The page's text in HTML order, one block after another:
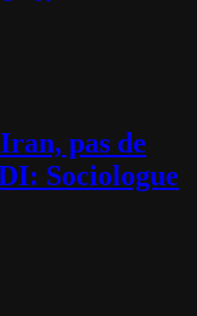
pas de
Sociologue